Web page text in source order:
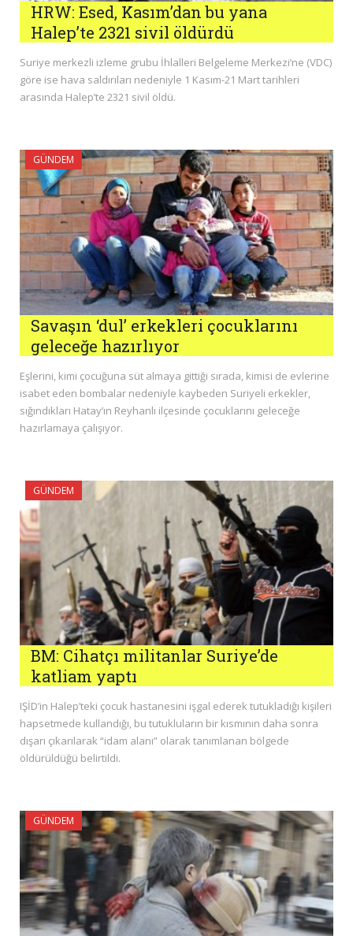
HRW: Esed, Kasım’dan bu yana
Halep’te 2321 sivil öldürdü
Suriye merkezli izleme grubu İhlalleri Belgeleme Merkezi’ne (VDC)
göre ise hava saldırıları nedeniyle 1 Kasım-21 Mart tarihleri
arasında Halep’te 2321 sivil öldü.
GÜNDEM
Savaşın ‘dul’ erkekleri çocuklarını
geleceğe hazırlıyor
Eşlerini, kimi çocuğuna süt almaya gittiği sırada, kimisi de evlerine
isabet eden bombalar nedeniyle kaybeden Suriyeli erkekler,
sığındıkları Hatay’ın Reyhanlı ilçesinde çocuklarını geleceğe
hazırlamaya çalışıyor.
GÜNDEM
BM: Cihatçı militanlar Suriye’de
katliam yaptı
IŞİD’in Halep’teki çocuk hastanesini işgal ederek tutukladığı kişileri
hapsetmede kullandığı, bu tutukluların bir kısmının daha sonra
dışarı çıkarılarak “idam alanı” olarak tanımlanan bölgede
öldürüldüğü belirtildi.
GÜNDEM